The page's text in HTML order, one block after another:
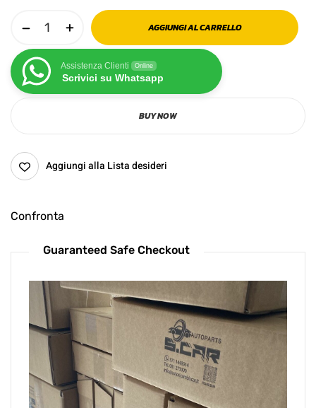
AGGIUNGI AL CARRELLO
Assistenza Clienti Online
Scrivici su Whatsapp
BUY NOW
Aggiungi alla Lista desideri
Confronta
Guaranteed Safe Checkout